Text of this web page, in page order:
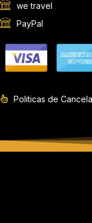
we travel
PayPal
Politicas de